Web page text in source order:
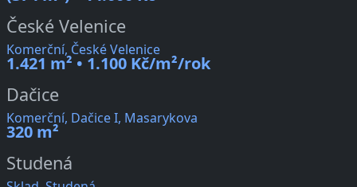
České Velenice
Komerční, České Velenice
1.421 m² • 1.100 Kč/m²/rok
Dačice
Komerční, Dačice I, Masarykova
320 m²
Studená